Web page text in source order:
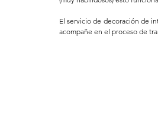
El servicio de decoración de
acompañe en el proceso de